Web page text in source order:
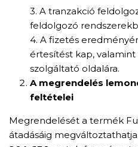
3. A tranzakció
feldolgozó
4. A fizetés
értesítést kap, valamint
szolgáltató oldalára.
A megrendelés
feltételei
Megrendelését a termék
átadásáig